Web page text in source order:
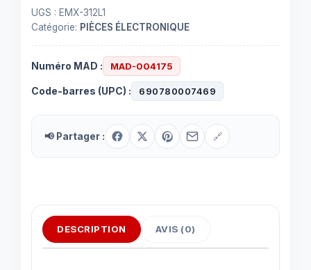
UGS : EMX-312L1
Catégorie: PIÈCES ÉLECTRONIQUE
Numéro MAD : MAD-004175
Code-barres (UPC) : 690780007469
📢 Partager : 🔗
DESCRIPTION AVIS (0)